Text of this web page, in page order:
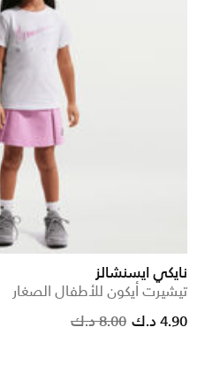
نايكي ايسنشالز
تيشيرت أيكون للأطفال الصغار
Price 8.00 د.ك 4.90 د.ك